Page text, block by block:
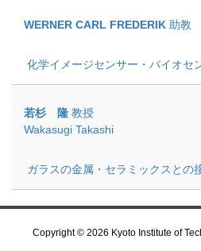
WERNER CARL FREDERIK 助教
化学イメージセンサー・バイオセ
若杉 隆 教授
Wakasugi Takashi
ガラスの金属・セラミックスとの
Copyright © 2026 Kyoto Institute of